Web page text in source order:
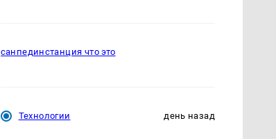
санпединстанция что это
Технологии день назад